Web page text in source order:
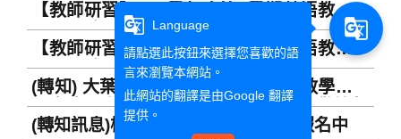
【教師研習】113學年度第1學期英語教學中
心研習會受理報名中 Welcome to register
for 2024 CELT's workshops
【教師研習】112學年度第2學期英語教學中
心研習會受理報名中 Welcome to register
for 2024 CELT's workshops
(轉知) 大葉大學舉辦「2023 英語文教學暨翻
譯實務國際研討會: EMI特輯」徵稿，歡迎投
稿
(轉知訊息)模擬聯合國會議活動受理報名中
g_translate
Language
請點選此按鈕來選擇您喜歡的語
言來瀏覽本網站。
此網站的翻譯是由Google 翻譯
提供。
g_translate